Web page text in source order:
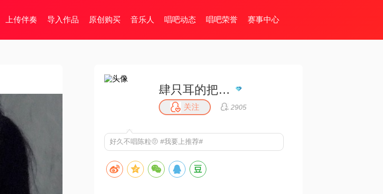
上传伴奏 导入作品 原创购买 音乐人 唱吧动态 唱吧荣誉 赛事中心
肆只耳的把戲🖤
关注 2905
好久不唱陈粒🤨 #我要上推荐#